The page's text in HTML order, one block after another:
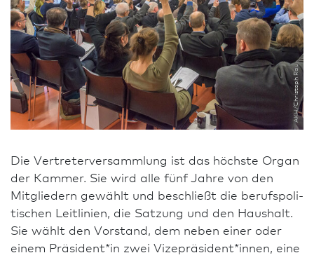
AKH/Christoph Rau
Die Vertreter­versammlung ist das höchste Organ
der Kammer. Sie wird alle fünf Jahre von den
Mitgliedern gewählt und beschließt die berufspo­li­
ti­schen Leitlinien, die Satzung und den Haushalt.
Sie wählt den Vorstand, dem neben einer oder
einem Präsident*in zwei Vizepräsident*innen, eine